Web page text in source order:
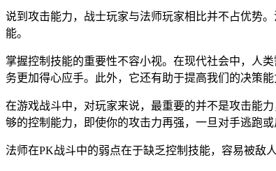
说到攻击能力，战士玩家与法师玩家相比并不占优势
能。
掌握控制技能的重要性不容小视。在现代社会中，人
务更加得心应手。此外，它还有助于提高我们的决策
在游戏战斗中，对玩家来说，最重要的并不是攻击能
够的控制能力，即使你的攻击力再强，一旦对手逃跑或
法师在PK战斗中的弱点在于缺乏控制技能，容易被敌